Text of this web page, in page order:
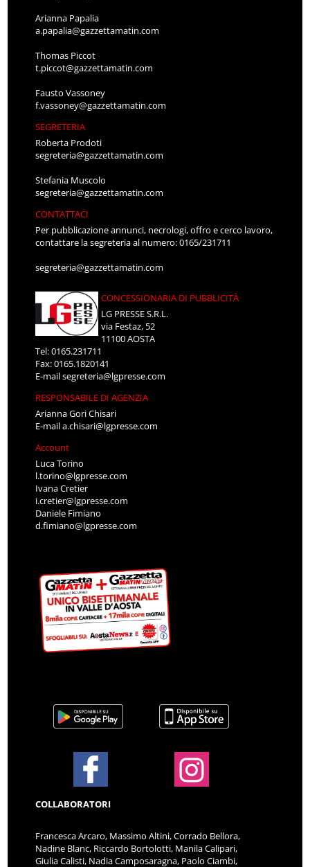
Arianna Papalia
a.papalia@gazzettamatin.com
Thomas Piccot
t.piccot@gazzettamatin.com
Fausto Vassoney
f.vassoney@gazzettamatin.com
SEGRETERIA
Roberta Prodoti
segreteria@gazzettamatin.com
Stefania Muscolo
segreteria@gazzettamatin.com
CONTATTACI
Per pubblicazione annunci, necrologi, offro e cerco lavoro,
contattare la segreteria al numero: 0165/231711
segreteria@gazzettamatin.com
CONCESSIONARIA DI PUBBLICITÀ
LG PRESSE S.R.L.
via Festaz, 52
11100 AOSTA
Tel: 0165.231711
Fax: 0165.1820141
E-mailsegreteria@lgpresse.com
RESPONSABILE DI AGENZIA
Arianna Gori Chisari
E-maila.chisari@lgpresse.com
Account
Luca Torino
l.torino@lgpresse.com
Ivana Cretier
i.cretier@lgpresse.com
Daniele Fimiano
d.fimiano@lgpresse.com
COLLABORATORI
Francesca Arcaro, Massimo Altini, Corrado Bellora,
Nadine Blanc, Riccardo Bortolotti, Manila Calipari,
Giulia Calisti, Nadia Camposaragna, Paolo Ciambi,